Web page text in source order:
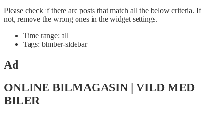
Please check if there are posts that match all the below criteria. If
not, remove the wrong ones in the widget settings.
Time range: all
Tags: bimber-sidebar
Ad
ONLINE BILMAGASIN | VILD MED
BILER